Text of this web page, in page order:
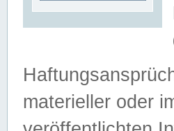
materieller oder